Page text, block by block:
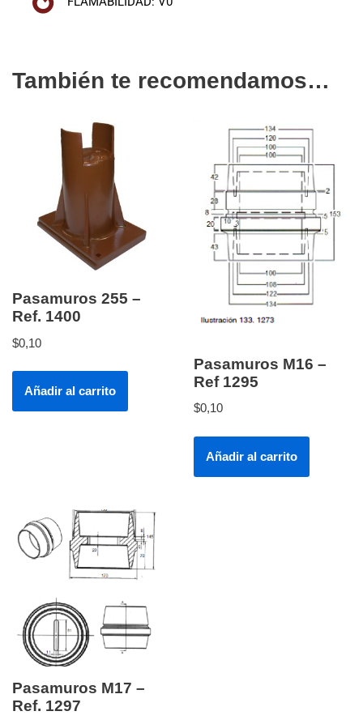
También te recomendamos…
Pasamuros 255 –
Ref. 1400
$0,10
Añadir al carrito
Pasamuros M16 –
Ref 1295
$0,10
Añadir al carrito
Pasamuros M17 –
Ref. 1297